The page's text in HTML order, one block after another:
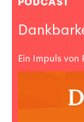
Ein Impuls